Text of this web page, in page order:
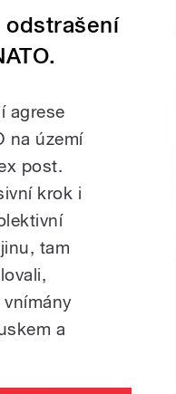
agrese
na území
post.
krok i
tam
a